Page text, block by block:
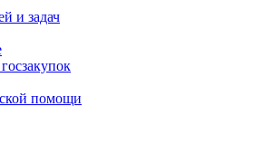
и задач
помощи